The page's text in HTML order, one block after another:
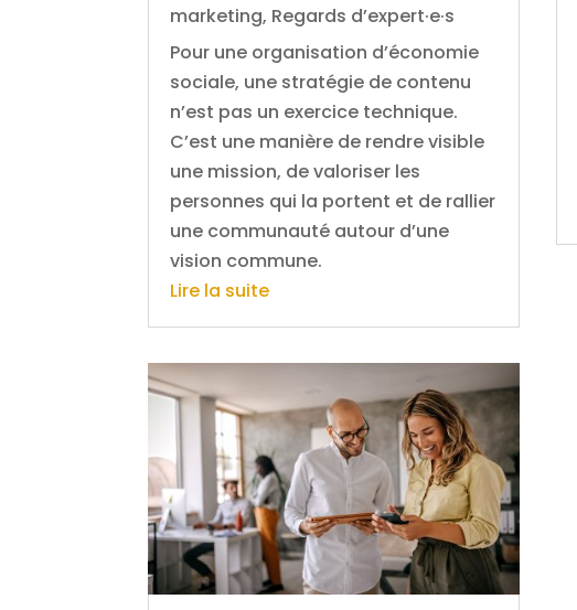
marketing, Regards d’expert·e·s
Pour une organisation d’économie
sociale, une stratégie de contenu
n’est pas un exercice technique.
C’est une manière de rendre visible
une mission, de valoriser les
personnes qui la portent et de rallier
une communauté autour d’une
vision commune.
Lire la suite